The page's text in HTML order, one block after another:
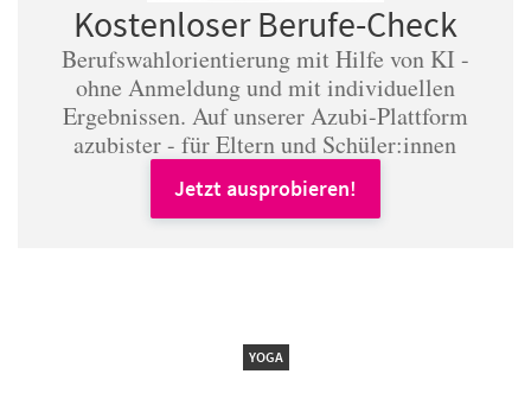
Kostenloser Berufe-Check
Berufswahlorientierung mit Hilfe von KI -
ohne Anmeldung und mit individuellen
Ergebnissen. Auf unserer Azubi-Plattform
azubister - für Eltern und Schüler:innen
Jetzt ausprobieren!
YOGA